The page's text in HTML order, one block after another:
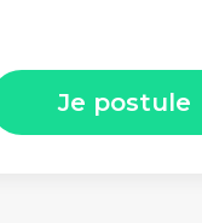
Je postule